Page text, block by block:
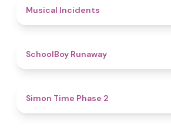
Musical Incidents
SchoolBoy Runaway
Simon Time Phase 2